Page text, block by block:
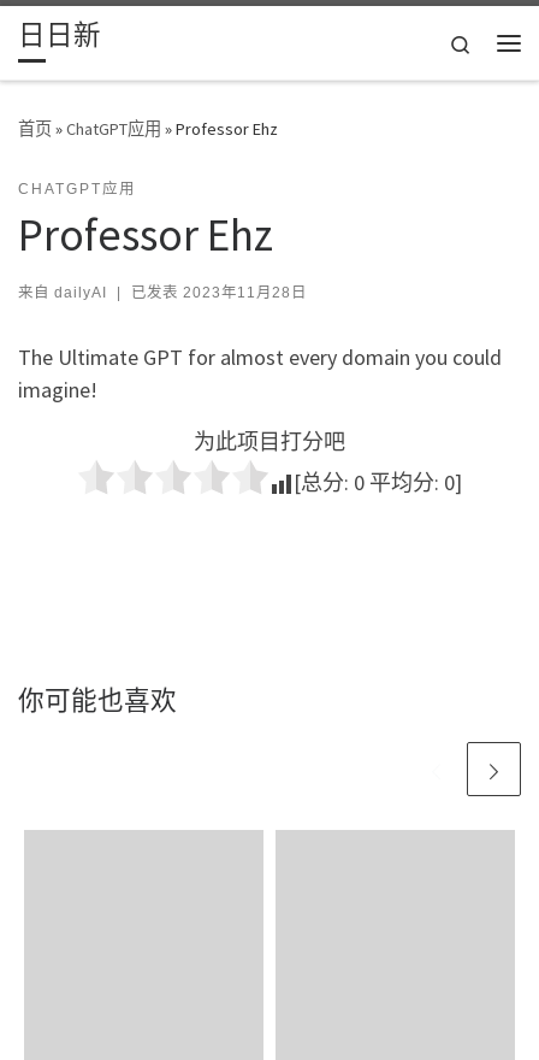
Skip to content
日日新
Search
首页»ChatGPT应用 »Professor Ehz
CHATGPT应用
Professor Ehz
来自 dailyAI | 已发表 2023年11月28日
The Ultimate GPT for almost every domain you could
imagine!
为此项目打分吧
[总分: 0 平均分: 0]
你可能也喜欢